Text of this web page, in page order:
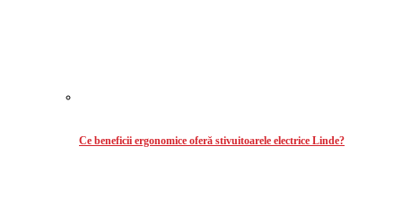
Ce beneficii ergonomice oferă stivuitoarele electrice Linde?